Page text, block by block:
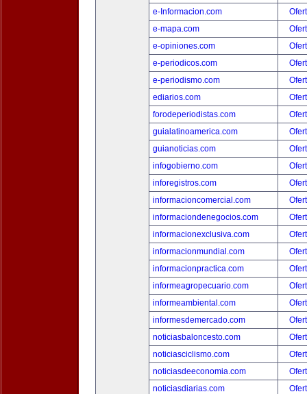
e-Informacion.com
e-mapa.com
e-opiniones.com
e-periodicos.com
e-periodismo.com
ediarios.com
forodeperiodistas.com
guialatinoamerica.com
guianoticias.com
infogobierno.com
inforegistros.com
informacioncomercial.com
informaciondenegocios.com
informacionexclusiva.com
informacionmundial.com
informacionpractica.com
informeagropecuario.com
informeambiental.com
informesdemercado.com
noticiasbaloncesto.com
noticiasciclismo.com
noticiasdeeconomia.com
noticiasdiarias.com